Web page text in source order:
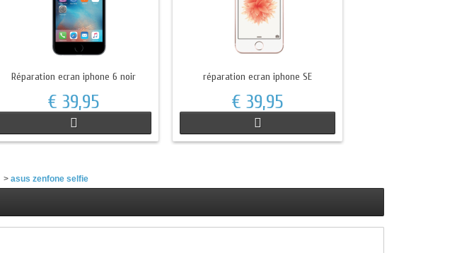
Réparation ecran iphone 6 noir
€ 39,95
réparation ecran iphone SE
€ 39,95
> asus zenfone selfie